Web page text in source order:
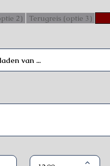
2) Terugreis (optie 3)